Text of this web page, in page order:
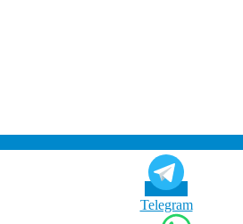
Telegram